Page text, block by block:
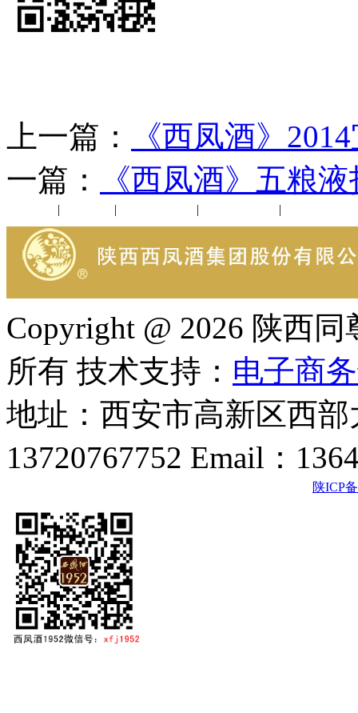
上一篇：
《西凤酒》
一篇：
《西凤酒》五粮
| | | |
Copyright @ 2026 陕西
所有 技术支持： 电子商
地址：西安市高新区西
13720767752 Email：
陕ICP